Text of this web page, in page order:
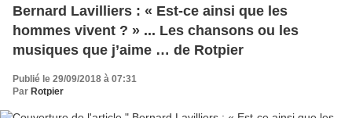
Bernard Lavilliers : « Est-ce ainsi que les
hommes vivent ? » ... Les chansons ou les
musiques que j’aime … de Rotpier
Publié le 29/09/2018 à 07:31
Par Rotpier